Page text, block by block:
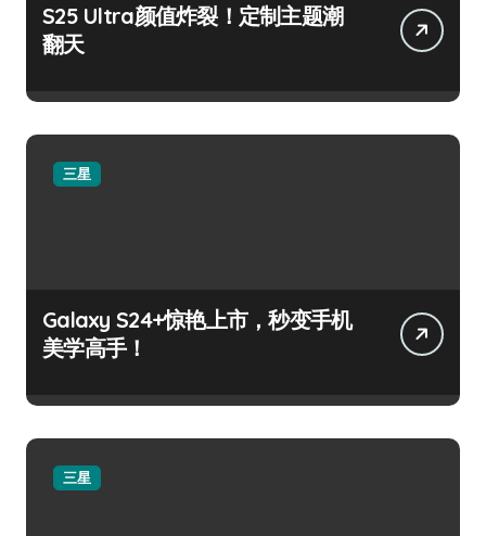
S25 Ultra颜值炸裂！定制主题潮
翻天
三星
Galaxy S24+惊艳上市，秒变手机
美学高手！
三星